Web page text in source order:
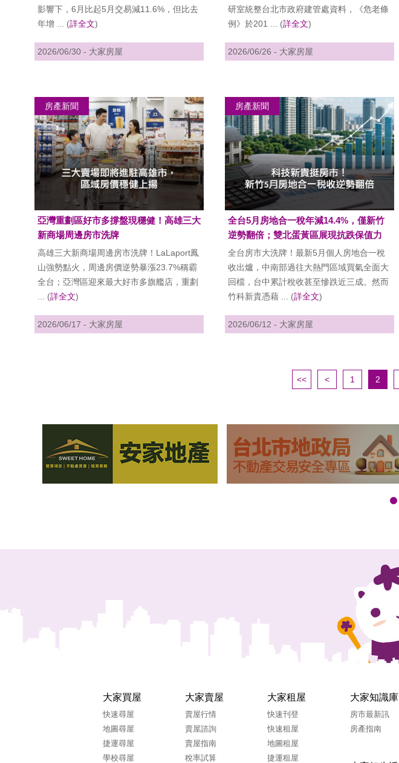
影響下，6月比起5月交易減11.6%，但比去
年增 ... (詳全文)
2026/06/30 - 大家房屋
研室統整台北市政府建管處資料，《危老條
例》於201 ... (詳全文)
2026/06/26 - 大家房屋
房產新聞
亞灣重劃區好市多撐盤現穩健！高雄三大
新商場周邊房市洗牌
高雄三大新商場周邊房市洗牌！LaLaport鳳
山強勢點火，周邊房價逆勢暴漲23.7%稱霸
全台；亞灣區迎來最大好市多旗艦店，重劃
... (詳全文)
2026/06/17 - 大家房屋
房產新聞
全台5月房地合一稅年減14.4%，僅新竹
逆勢翻倍；雙北蛋黃區展現抗跌保值力
全台房市大洗牌！最新5月個人房地合一稅
收出爐，中南部過往大熱門區域買氣全面大
回檔，台中累計稅收甚至慘跌近三成。然而
竹科新貴憑藉 ... (詳全文)
2026/06/12 - 大家房屋
<< < 1 2
大家買屋
快速尋屋
地圖尋屋
捷運尋屋
學校尋屋
大家賣屋
賣屋行情
賣屋諮詢
賣屋指南
稅率試算
大家租屋
快速刊登
快速租屋
地圖租屋
捷運租屋
大家知識庫
房市最新訊
房產指南